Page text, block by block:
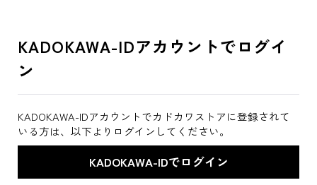
KADOKAWA-IDアカウントでログイ
ン
KADOKAWA-IDアカウントでカドカワストアに登録されて
いる方は、以下よりログインしてください。